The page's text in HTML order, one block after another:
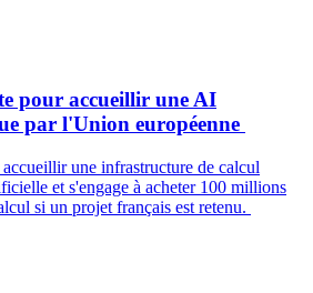
pour accueillir une AI
par l'Union européenne
une infrastructure de calcul
et s'engage à acheter 100 millions
si un projet français est retenu.